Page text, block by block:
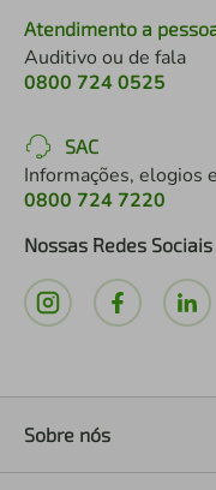
Atendimento a
Auditivo ou de fala
0800 724 0525
SAC
Informações, elogios
0800 724 7220
Nossas Redes Sociais
Sobre nós